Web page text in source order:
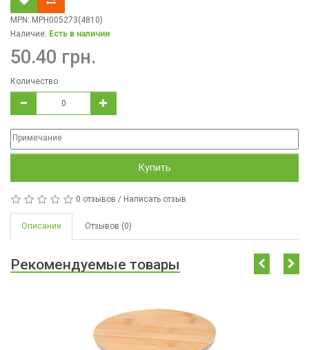
MPN: MРН005273(4810)
Наличие: Есть в наличии
50.40 грн.
Количество
Купить
0 отзывов / Написать отзыв
Описание Отзывов (0)
Рекомендуемые товары